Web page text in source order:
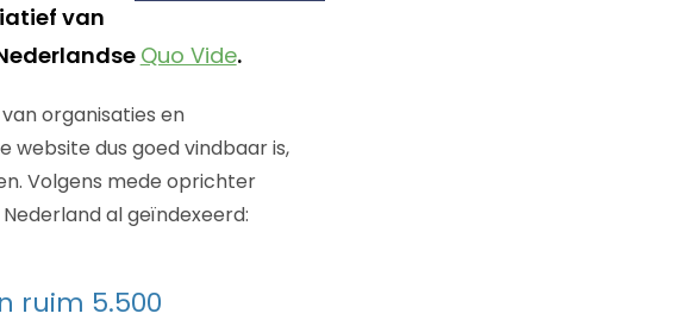
van
Quo Vide.
organisaties en
website dus goed vindbaar is,
Volgens mede oprichter
al geïndexeerd:
ruim 5.500